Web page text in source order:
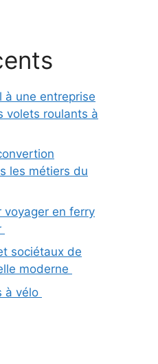
à une entreprise
volets roulants à
les métiers du
voyager en ferry
sociétaux de
moderne
à vélo